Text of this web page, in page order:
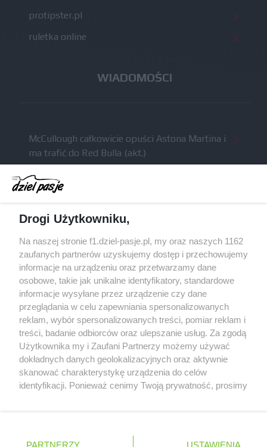
protipster.pl
ruletka online
WIADOMOŚCI
McCullough całkowicie opuści Astona Martina i
ma trafić do Red Bulla (akt.)
zeszłego sezonu
algorytmach?
Honda uświadomiła sobie skalę problemów z
silnikiem dopiero w styczniu
Audi planuje wprowadzić jeszcze cztery duże
pakiety poprawek w 2026 roku
Polityka prywatności © 2004 - 2026 GPmedia
Kopiowanie treści bez
zgody autorów zabronione.
powiązana w żaden sposób z grupą przedsiębiorstw Formula
Serwis internetowy, z którego korzystasz, używa plików
cookies. Są to pliki instalowane w urządzeniach
końcowych osób korzystających z serwisu, w celu
administrowania serwisem, poprawy jakości
Drogi Użytkowniku,
Na naszej stronie f1.dziel-pasje.pl, my oraz naszych 1162
zaufanych partnerów uzyskujemy dostęp i przechowujemy
informacje na urządzeniu oraz przetwarzamy dane
osobowe, takie jak unikalne identyfikatory, standardowe
informacje wysyłane przez urządzenie czy dane
przeglądania w celu zapewniania spersonalizowanych
reklam, wybór spersonalizowanych treści, pomiar reklam i
treści, badanie odbiorców oraz ulepszanie usług. Za zgodą
Użytkownika my i Zaufani Partnerzy możemy używać
dokładnych danych geolokalizacyjnych oraz aktywnie
skanować charakterystykę urządzenia do celów
identyfikacji. Ponieważ cenimy Twoją prywatność, prosimy
prywatności znajdujący się w lewym dolnym rogu strony
PARTNERZY USTAWIENIA